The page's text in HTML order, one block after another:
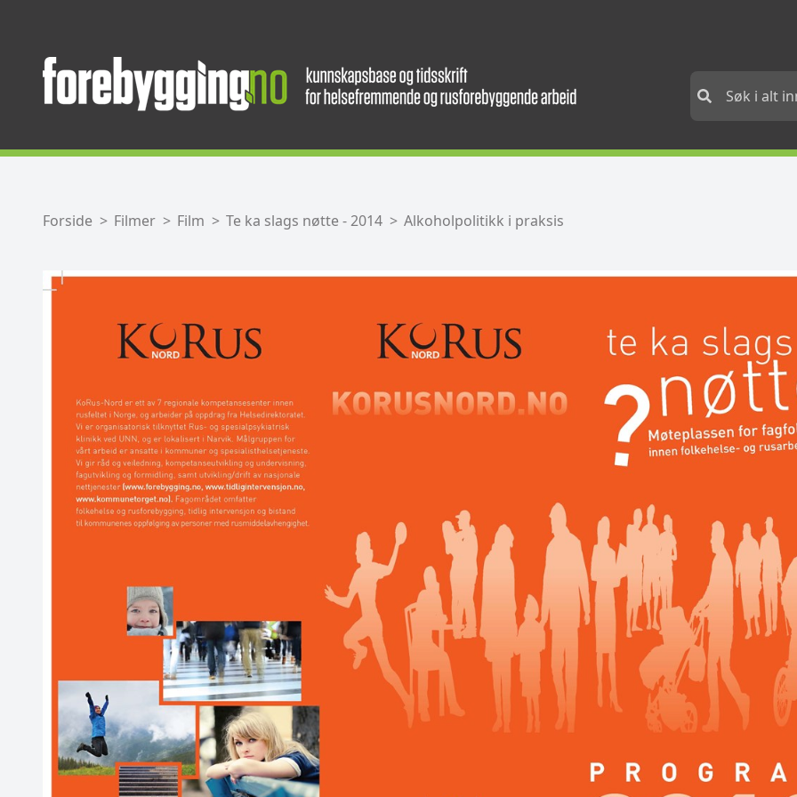
Forside Filmer Film Te ka slags nøtte - 2014 Alkoholpolitikk i praksis